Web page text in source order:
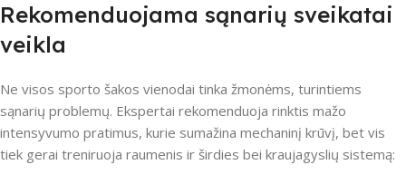
Rekomenduojama sąnarių sveikatai
veikla
Ne visos sporto šakos vienodai tinka žmonėms, turintiems
sąnarių problemų. Ekspertai rekomenduoja rinktis mažo
intensyvumo pratimus, kurie sumažina mechaninį krūvį, bet vis
tiek gerai treniruoja raumenis ir širdies bei kraujagyslių sistemą: